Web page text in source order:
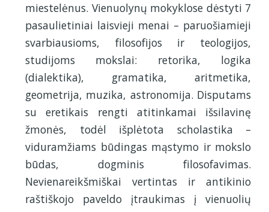
miestelėnus. Vienuolynų mokyklose dėstyti 7
pasaulietiniai laisvieji menai – paruošiamieji
svarbiausioms, filosofijos ir teologijos,
studijoms mokslai: retorika, logika
(dialektika), gramatika, aritmetika,
geometrija, muzika, astronomija. Disputams
su eretikais rengti atitinkamai išsilavinę
žmonės, todėl išplėtota scholastika –
viduramžiams būdingas mąstymo ir mokslo
būdas, dogminis filosofavimas.
Nevienareikšmiškai vertintas ir antikinio
raštiškojo paveldo įtraukimas į vienuolių